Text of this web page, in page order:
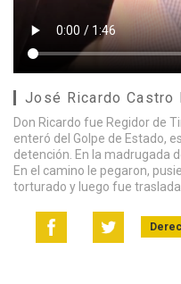
José Ricardo Castro
Don Ricardo fue Regidor de
enteró del Golpe de Estado,
detención. En la madrugada
En el camino le pegaron,
torturado y luego fue